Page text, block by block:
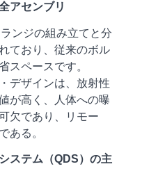
アセンブリ
ンジの組み立てと分
ており、従来のボル
スペースです。
デザインは、放射性
が高く、人体への曝
欠であり、リモー
ある。
ステム（QDS）の主